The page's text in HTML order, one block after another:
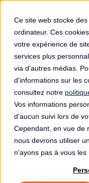
Ce site web stocke
ordinateur. Ces
votre expérience de
services plus
via d'autres médias.
d'informations sur les
consultez notre
Vos informations
d'aucun suivi lors de
Cependant, en vue de
nous devrons utiliser
n'ayons pas à vous les
pour